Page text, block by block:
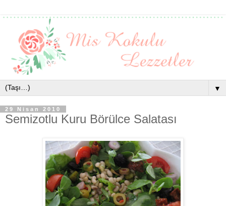
▼
29 Nisan 2010
Semizotlu Kuru Börülce Salatası